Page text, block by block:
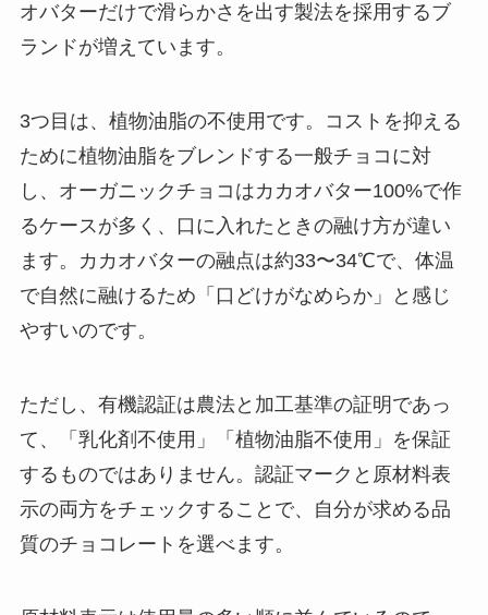
オバターだけで滑らかさを出す製法を採用するブ
ランドが増えています。
3つ目は、植物油脂の不使用です。コストを抑える
ために植物油脂をブレンドする一般チョコに対
し、オーガニックチョコはカカオバター100%で作
るケースが多く、口に入れたときの融け方が違い
ます。カカオバターの融点は約33〜34℃で、体温
で自然に融けるため「口どけがなめらか」と感じ
やすいのです。
ただし、有機認証は農法と加工基準の証明であっ
て、「乳化剤不使用」「植物油脂不使用」を保証
するものではありません。認証マークと原材料表
示の両方をチェックすることで、自分が求める品
質のチョコレートを選べます。